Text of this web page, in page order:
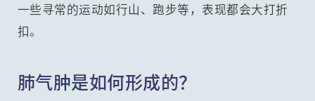
一些寻常的运动如行山、跑步等，表现都会大打折
扣。
肺气肿是如何形成的？